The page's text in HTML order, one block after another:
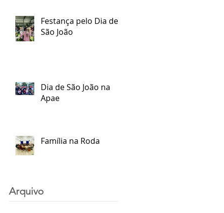
Festança pelo Dia de
São João
Dia de São João na
Apae
Família na Roda
Arquivo